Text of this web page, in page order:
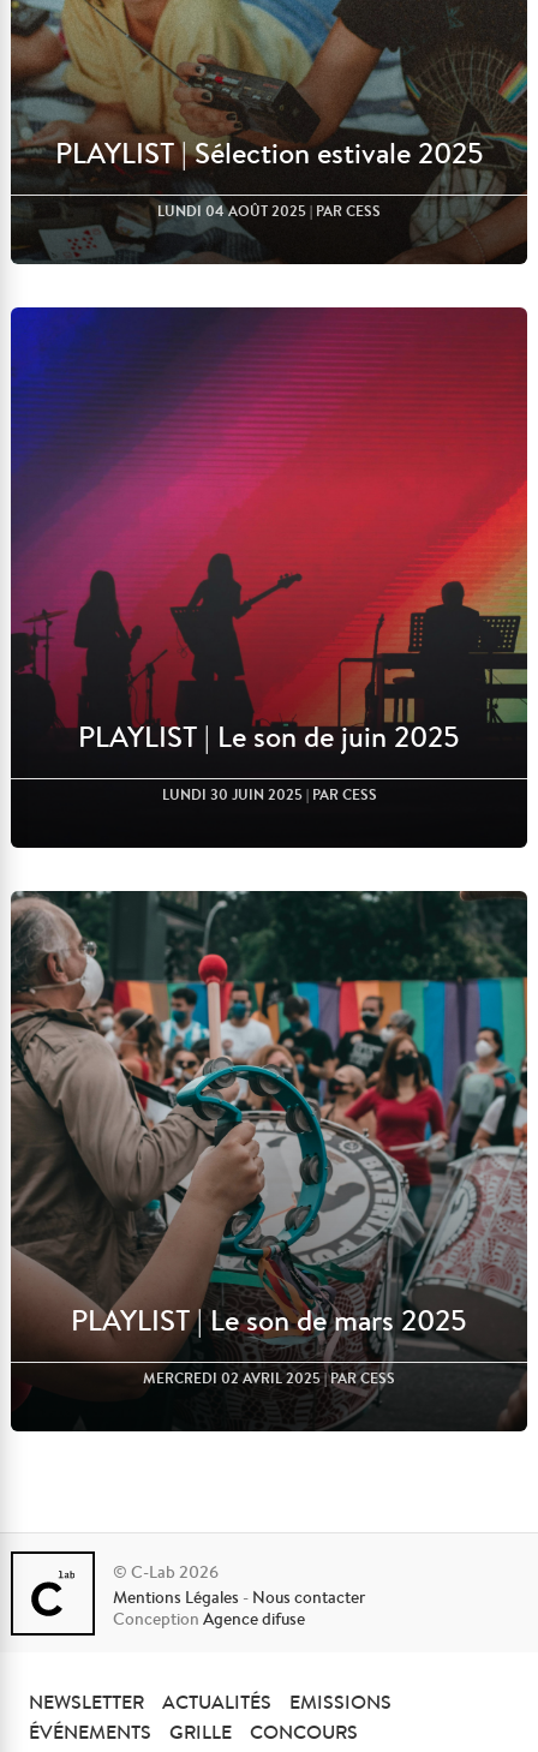
PLAYLIST | Sélection estivale 2025
LUNDI 04 AOÛT 2025| PAR CESS
Lire l'article
PLAYLIST | Le son de juin 2025
LUNDI 30 JUIN 2025| PAR CESS
Lire l'article
PLAYLIST | Le son de mars 2025
MERCREDI 02 AVRIL 2025| PAR CESS
Lire l'article
© C-Lab 2026
Mentions Légales - Nous contacter
ConceptionAgence difuse
NEWSLETTER ACTUALITÉS
EMISSIONS
ÉVÉNEMENTS
GRILLE CONCOURS